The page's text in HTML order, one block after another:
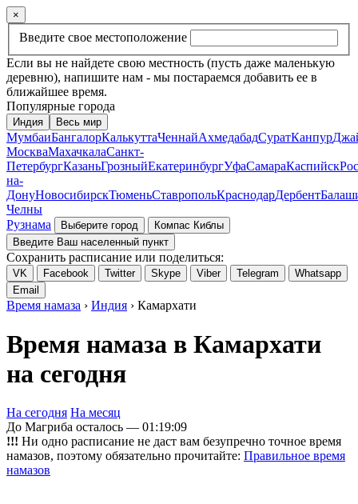
×
Введите свое местоположение
Если вы не найдете свою местность (пусть даже маленькую
деревню), напишите нам - мы постараемся добавить ее в
ближайшее время.
Популярные города
Индия Весь мир
МумбаиБангалорКалькуттаЧеннайАхмедабадСуратКанпур
МоскваМахачкалаСанкт-
ПетербургКазаньГрозныйЕкатеринбургУфаСамараКаспийск
на-
ДонуНовосибирскТюменьСтавропольКраснодарДербент
Челны
Рузнама
Выберите город
Компас Киблы
Введите Ваш населенный пункт
Сохранить расписание или поделиться:
VK Facebook Twitter Skype Viber Telegram
Whatsapp
Email
Время намаза › Индия › Камархати
Время намаза в Камархати
на сегодня
На сегодня На месяц
До Магриба осталось — 01:19:09
!!! Ни одно расписание не даст вам безупречно точное время
намазов, поэтому обязательно прочитайте: Правильное время
намазов